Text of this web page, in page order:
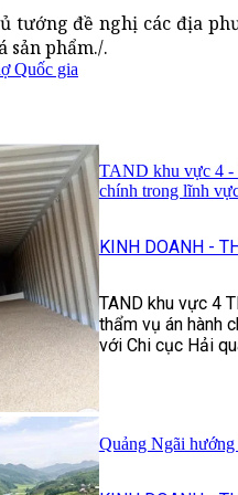
tướng đề nghị các địa
sản phẩm./.
Quốc gia
TAND khu vực 4 -
chính trong lĩnh
KINH DOANH -
TAND khu vực 4
thẩm vụ án hành
với Chi cục Hải
Quảng Ngãi